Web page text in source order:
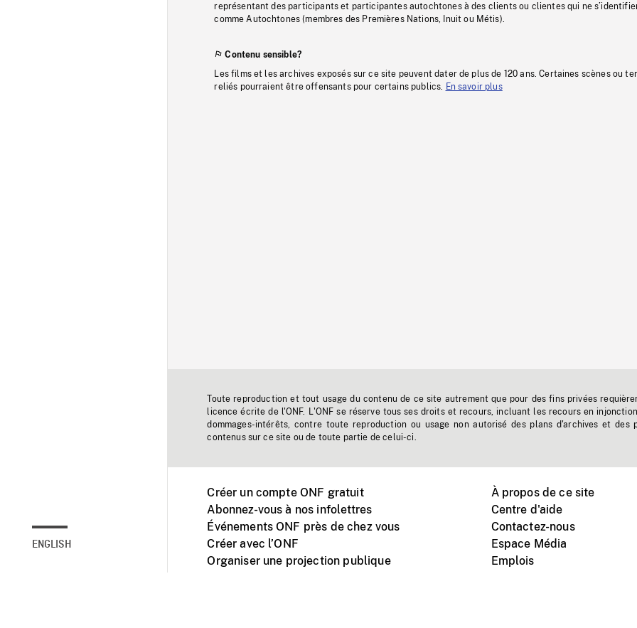
ENGLISH
représentant des participants et participantes autochtones à des clients ou clientes qui ne
comme Autochtones (membres des Premières Nations, Inuit ou Métis).
Contenu sensible?
Les films et les archives exposés sur ce site peuvent dater de plus de 120 ans. Certaines scènes ou
reliés pourraient être offensants pour certains publics. En savoir plus
Toute reproduction et tout usage du contenu de ce site autrement que pour des fins privées
licence écrite de l'ONF. L'ONF se réserve tous ses droits et recours, incluant les recours en
dommages-intérêts, contre toute reproduction ou usage non autorisé des plans d'archives et des
contenus sur ce site ou de toute partie de celui-ci.
Créer un compte ONF gratuit
Abonnez-vous à nos infolettres
Événements ONF près de chez vous
Créer avec l’ONF
Organiser une projection publique
À propos de ce site
Centre d'aide
Contactez-nous
Espace Média
Emplois